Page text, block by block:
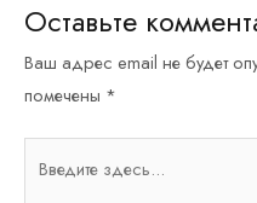
Оставьте
Ваш адрес email не будет
помечены *
здесь...